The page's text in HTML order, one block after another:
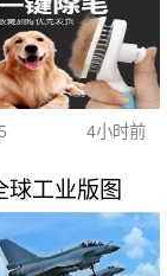
4小时前
球工业版图